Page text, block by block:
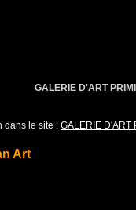
GALERIE D'ART
dans le site : GALERIE D'ART
Art